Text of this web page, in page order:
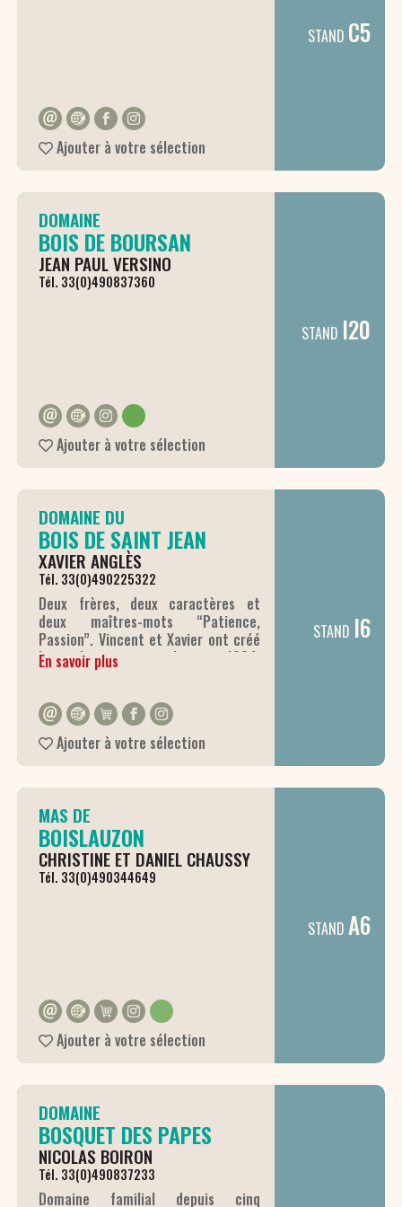
Ajouter à votre sélection
STAND C5
DOMAINE
BOIS DE BOURSAN
JEAN PAUL VERSINO
Tél. 33(0)490837360
Ajouter à votre sélection
STAND I20
DOMAINE DU
BOIS DE SAINT JEAN
XAVIER ANGLÈS
Tél. 33(0)490225322
Deux frères, deux caractères et
deux maîtres-mots “Patience,
Passion”. Vincent et Xavier ont créé
leur domaine viticole en 1984.
Désireux d’élaborer leurs propres
les deux frères se sont vite imposés
comme vignerons incontournables
du Vaucluse. Fiers de leur origine et
puissants, solaires mais à la fois fins
et délicats.
En savoir plus
Ajouter à votre sélection
STAND I6
MAS DE
BOISLAUZON
CHRISTINE ET DANIEL CHAUSSY
Tél. 33(0)490344649
Ajouter à votre sélection
STAND A6
DOMAINE
BOSQUET DES PAPES
NICOLAS BOIRON
Tél. 33(0)490837233
Domaine familial depuis cinq